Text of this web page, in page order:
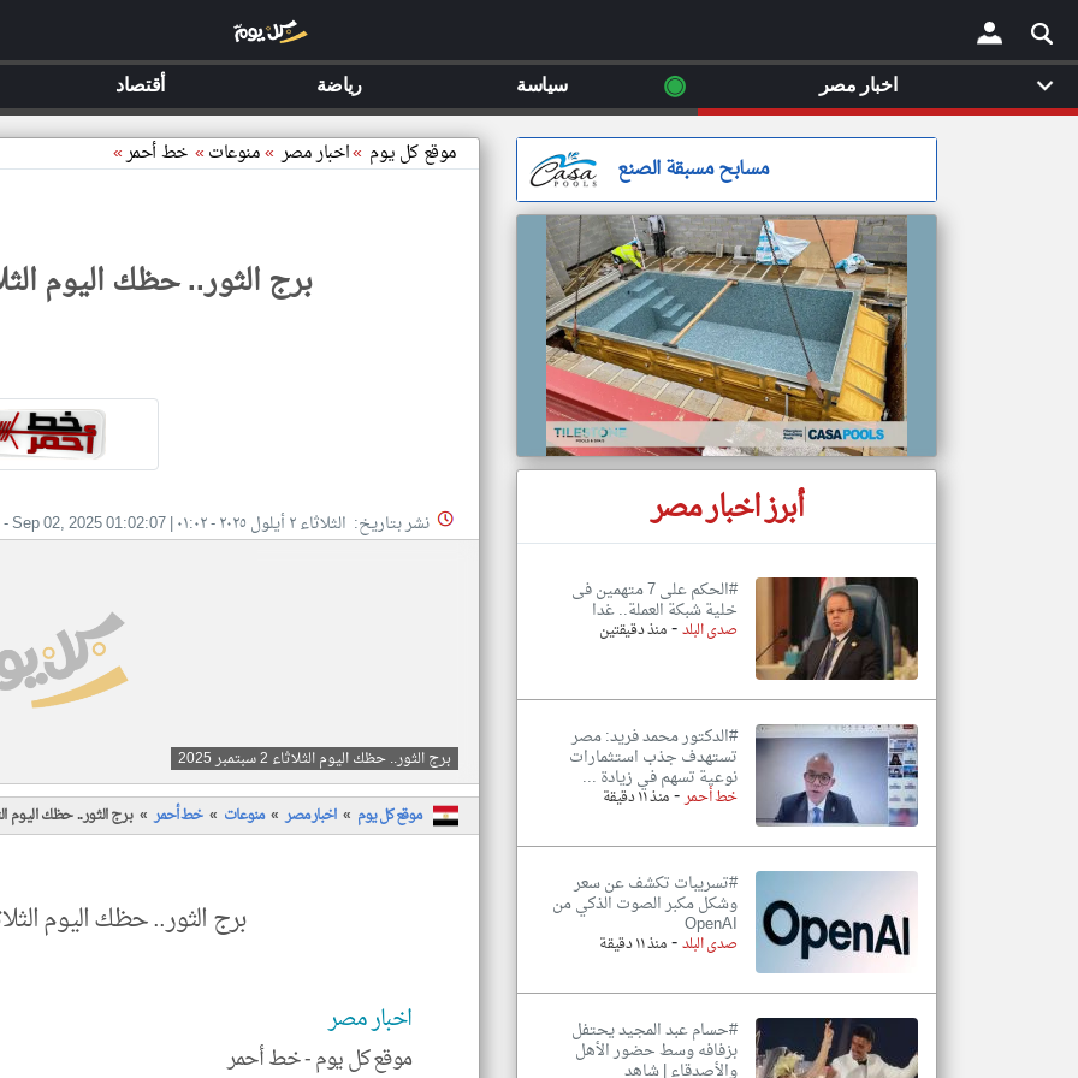
× موقع كل يوم »اخبار مصر »منوعات» خط أحمر»
برج الثور.. حظك اليوم الثلاثاء 2
نشر بتاريخ: الثلاثاء ٢ أيلول ٢٠٢٥ - ٠١:٠٢ |
Sep 02, 2025 01:02:07
-
برج الثور.. حظك اليوم الثلاثاء 2 سبتمبر 2025
موقع كل يوم اخبار مصر منوعات خط أحمر برج الثور.. حظك اليوم الثلاثاء 2
برج الثور.. حظك اليوم الثلاثاء 2
اخبار مصر
موقع كل يوم -خط أحمر
مسابح مسبقة الصنع
أبرز اخبار مصر
#الحكم على 7 متهمين فى
خلية شبكة العملة.. غدا
صدى البلد-منذ دقيقتين
#الدكتور محمد فريد: مصر
تستهدف جذب استثمارات
نوعية تسهم في زيادة ...
خط أحمر-منذ ١١ دقيقة
#تسريبات تكشف عن سعر
وشكل مكبر الصوت الذكي من
OpenAI
صدى البلد-منذ ١١ دقيقة
#حسام عبد المجيد يحتفل
بزفافه وسط حضور الأهل
والأصدقاء | شاهد
اخبار مصر ◉ سياسة رياضة أقتصاد